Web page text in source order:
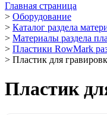
Главная страница
> Оборудование
> Каталог раздела
> Материалы раздела
> Пластики RowMark
> Пластик для
Пластик